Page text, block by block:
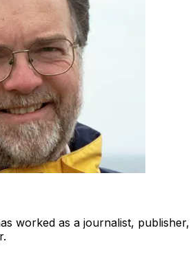
worked as a journalist, publisher,